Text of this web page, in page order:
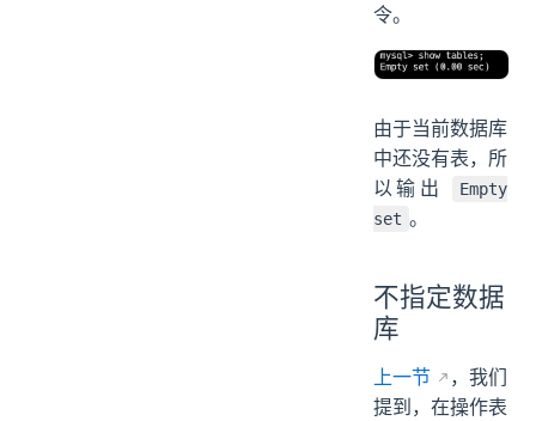
令。
由于当前数据库
中还没有表，所
以输出
Empty
set 。
不指定数据
库
上一节
，我们
提到，在操作表